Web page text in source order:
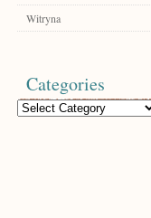
Witryna
Categories
Categories